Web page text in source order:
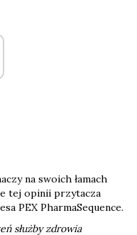
na swoich łamach
tej opinii przytacza
PEX PharmaSequence.
służby zdrowia